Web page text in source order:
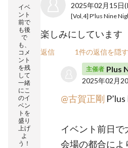
イベ
ント
前で
も後
で
も、
コメ
ント
を残
して
一緒
にこ
のイ
ベン
トを
盛り
上げ
よ
う！
2025年02月15日
[Vol,4] P'lus Nine
楽しみにしています
返信 1件の返信を隠
主催者 Plus
2025年02月
@古賀正剛
イベント前日
会場の都合によ